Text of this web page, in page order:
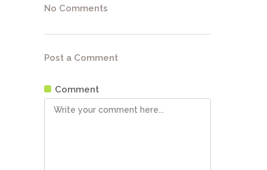
No Comments
Post a Comment
Comment